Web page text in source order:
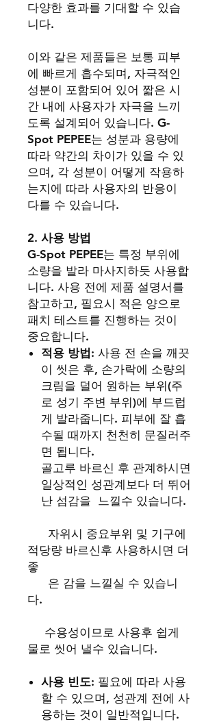
다양한 효과를 기대할 수 있습
니다.
이와 같은 제품들은 보통 피부
에 빠르게 흡수되며, 자극적인
성분이 포함되어 있어 짧은 시
간 내에 사용자가 자극을 느끼
도록 설계되어 있습니다. G-
Spot PEPEE는 성분과 용량에
따라 약간의 차이가 있을 수 있
으며, 각 성분이 어떻게 작용하
는지에 따라 사용자의 반응이
다를 수 있습니다.
2. 사용 방법
G-Spot PEPEE는 특정 부위에
소량을 발라 마사지하듯 사용합
니다. 사용 전에 제품 설명서를
참고하고, 필요시 적은 양으로
패치 테스트를 진행하는 것이
중요합니다.
적용 방법 : 사용 전 손을 깨끗
이 씻은 후, 손가락에 소량의
크림을 덜어 원하는 부위(주
로 성기 주변 부위)에 부드럽
게 발라줍니다. 피부에 잘 흡
수될 때까지 천천히 문질러주
면 됩니다.
골고루 바르신 후 관계하시면
일상적인 성관계보다 더 뛰어
난 섬감을 느낄수 있습니다.
자위시 중요부위 및 기구에
적당량 바르신후 사용하시면 더
좋
은 감을 느낄실 수 있습니
다.
수용성이므로 사용후 쉽게
물로 씻어 낼수 있습니다.
사용 빈도: 필요에 따라 사용
할 수 있으며, 성관계 전에 사
용하는 것이 일반적입니다.